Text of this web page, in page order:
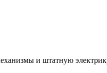
и штатную